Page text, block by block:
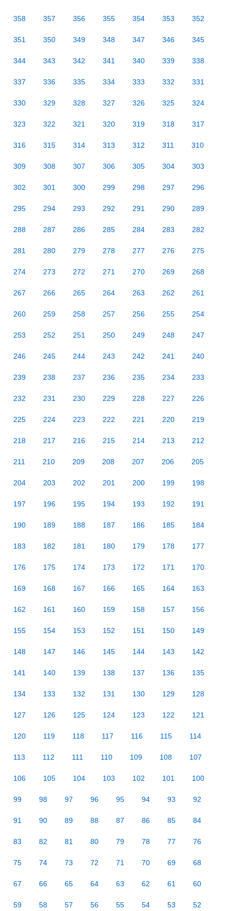
358 357 356 355 354 353 352
351 350 349 348 347 346 345
344 343 342 341 340 339 338
337 336 335 334 333 332 331
330 329 328 327 326 325 324
323 322 321 320 319 318 317
316 315 314 313 312 311 310
309 308 307 306 305 304 303
302 301 300 299 298 297 296
295 294 293 292 291 290 289
288 287 286 285 284 283 282
281 280 279 278 277 276 275
274 273 272 271 270 269 268
267 266 265 264 263 262 261
260 259 258 257 256 255 254
253 252 251 250 249 248 247
246 245 244 243 242 241 240
239 238 237 236 235 234 233
232 231 230 229 228 227 226
225 224 223 222 221 220 219
218 217 216 215 214 213 212
211 210 209 208 207 206 205
204 203 202 201 200 199 198
197 196 195 194 193 192 191
190 189 188 187 186 185 184
183 182 181 180 179 178 177
176 175 174 173 172 171 170
169 168 167 166 165 164 163
162 161 160 159 158 157 156
155 154 153 152 151 150 149
148 147 146 145 144 143 142
141 140 139 138 137 136 135
134 133 132 131 130 129 128
127 126 125 124 123 122 121
120 119 118 117 116 115 114
113 112 111 110 109 108 107
106 105 104 103 102 101 100
99 98 97 96 95 94 93 92
91 90 89 88 87 86 85 84
83 82 81 80 79 78 77 76
75 74 73 72 71 70 69 68
67 66 65 64 63 62 61 60
59 58 57 56 55 54 53 52